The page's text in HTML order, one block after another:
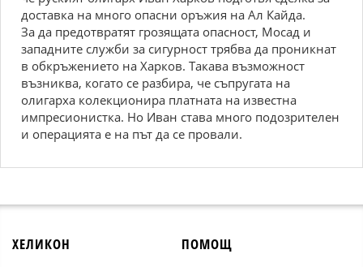
доставка на много опасни оръжия на Ал Кайда.
За да предотвратят грозящата опасност, Мосад и
западните служби за сигурност трябва да проникнат
в обкръжението на Харков. Такава възможност
възниква, когато се разбира, че съпругата на
олигарха колекционира платната на известна
импресионистка. Но Иван става много подозрителен
и операцията е на път да се провали.
ХЕЛИКОН ПОМОЩ